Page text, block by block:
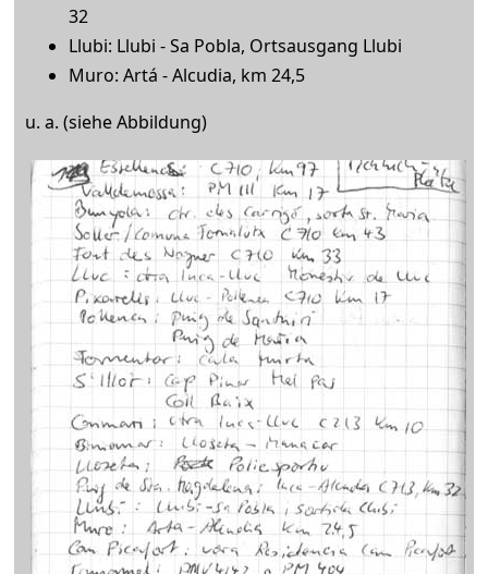
32
Llubi: Llubi - Sa Pobla, Ortsausgang Llubi
Muro: Artá - Alcudia, km 24,5
u. a. (siehe Abbildung)